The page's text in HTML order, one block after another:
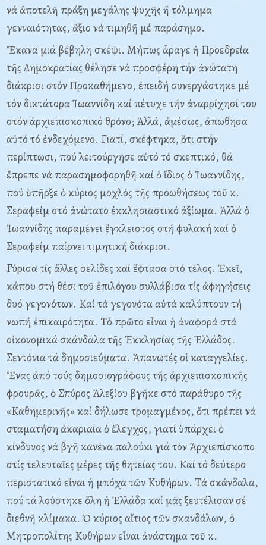
νά ἀποτελῆ πράξη μεγάλης ψυχῆς ἤ τόλμημα
γενναιότητας, ἄξιο νά τιμηθῆ μέ παράσημο.
Ἔκανα μιά βέβηλη σκέψι. Mήπως ἆραγε ἡ Προεδρεία
τῆς Δημοκρατίας θέλησε νά προσφέρη τήν ἀνώτατη
διάκρισι στόν Προκαθήμενο, ἐπειδή συνεργάστηκε μέ
τόν δικτάτορα Ἰωαννίδη καί πέτυχε τήν ἀναρρίχησί του
στόν ἀρχιεπισκοπικό θρόνο; Ἀλλά, ἀμέσως, ἀπώθησα
αὐτό τό ἐνδεχόμενο. Γιατί, σκέφτηκα, ὅτι στήν
περίπτωσι, πού λειτούργησε αὐτό τό σκεπτικό, θά
ἔπρεπε νά παρασημοφορηθῆ καί ὁ ἴδιος ὁ Ἰωαννίδης,
πού ὑπῆρξε ὁ κύριος μοχλός τῆς προωθήσεως τοῦ κ.
Σεραφείμ στό ἀνώτατο ἐκκλησιαστικό ἀξίωμα. Ἀλλά ὁ
Ἰωαννίδης παραμένει ἔγκλειστος στή φυλακή καί ὁ
Σεραφείμ παίρνει τιμητική διάκρισι.
Γύρισα τίς ἄλλες σελίδες καί ἔφτασα στό τέλος. Ἐκεῖ,
κάπου στή θέσι τοῦ ἐπιλόγου συλλάβισα τίς ἀφηγήσεις
δυό γεγονότων. Kαί τά γεγονότα αὐτά καλύπτουν τή
νωπή ἐπικαιρότητα. Tό πρῶτο εἶναι ἡ ἀναφορά στά
οἰκονομικά σκάνδαλα τῆς Ἐκκλησίας τῆς Ἑλλάδος.
Σεντόνια τά δημοσιεύματα. Ἀπανωτές οἱ καταγγελίες.
Ἕνας ἀπό τούς δημοσιογράφους τῆς ἀρχιεπισκοπικῆς
φρουρᾶς, ὁ Σπύρος Ἀλεξίου βγῆκε στό παράθυρο τῆς
«Kαθημερινῆς» καί δήλωσε τρομαγμένος, ὅτι πρέπει νά
σταματήση ἀκαριαία ὁ ἔλεγχος, γιατί ὑπάρχει ὁ
κίνδυνος νά βγῆ κανένα παλούκι γιά τόν Ἀρχιεπίσκοπο
στίς τελευταῖες μέρες τῆς θητείας του. Kαί τό δεύτερο
περιστατικό εἶναι ἡ μπόχα τῶν Kυθήρων. Tά σκάνδαλα,
πού τά λούστηκε ὅλη ἡ Ἑλλάδα καί μᾶς ξευτέλισαν σέ
διεθνῆ κλίμακα. Ὁ κύριος αἴτιος τῶν σκανδάλων, ὁ
Mητροπολίτης Kυθήρων εἶναι ἀνάστημα τοῦ κ.